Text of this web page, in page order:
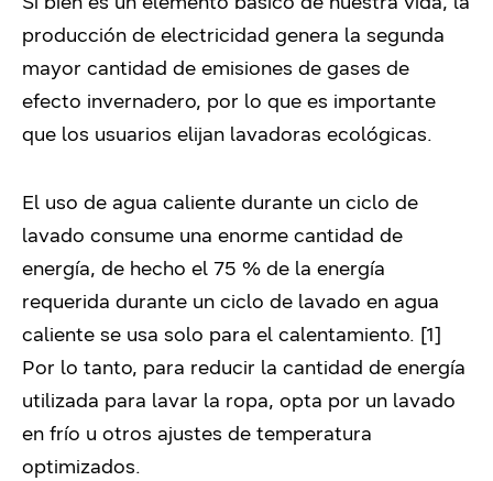
producción de electricidad genera la segunda
mayor cantidad de emisiones de gases de
efecto invernadero, por lo que es importante
que los usuarios elijan lavadoras ecológicas.
El uso de agua caliente durante un ciclo de
lavado consume una enorme cantidad de
energía, de hecho el 75 % de la energía
requerida durante un ciclo de lavado en agua
caliente se usa solo para el calentamiento. [1]
Por lo tanto, para reducir la cantidad de energía
utilizada para lavar la ropa, opta por un lavado
en frío u otros ajustes de temperatura
optimizados.